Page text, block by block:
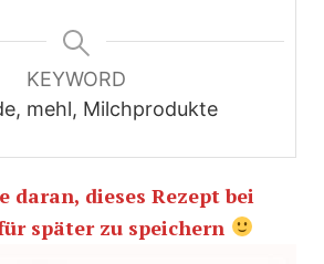
KEYWORD
mehl, Milchprodukte
daran, dieses Rezept bei
später zu speichern